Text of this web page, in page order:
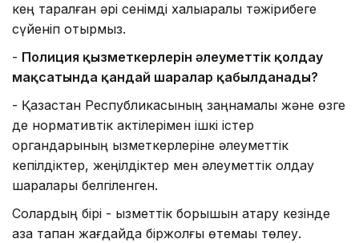
кең таралған әрі сенімді халықаралық тәжірибеге
сүйеніп отырмыз.
- Полиция қызметкерлерін әлеуметтік қолдау
мақсатында қандай шаралар қабылданады?
- Қазақстан Республикасының заңнамалық және өзге
де нормативтік актілерімен ішкі істер
органдарының қызметкерлеріне әлеуметтік
кепілдіктер, жеңілдіктер мен әлеуметтік қолдау
шаралары белгіленген.
Солардың бірі - қызметтік борышын атқару кезінде
қаза тапқан жағдайда біржолғы өтемақы төлеу.